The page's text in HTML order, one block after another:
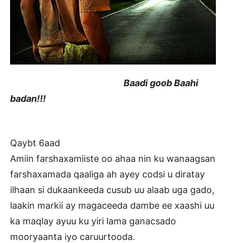
Baadi goob Baahi
badan!!!
Qaybt 6aad
Amiin farshaxamiiste oo ahaa nin ku wanaagsan
farshaxamada qaaliga ah ayey codsi u diratay
ilhaan si dukaankeeda cusub uu alaab uga gado,
laakin markii ay magaceeda dambe ee xaashi uu
ka maqlay ayuu ku yiri lama ganacsado
mooryaanta iyo caruurtooda.